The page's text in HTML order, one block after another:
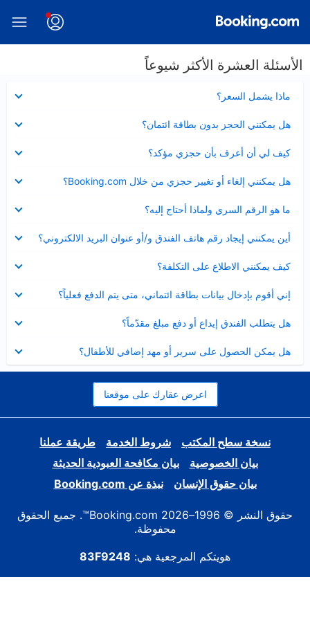
الأسئلة العشرة الأكثر شيوعاً
ماذا يشمل السعر؟
مصغر
هل يمكنني الحجز بدون بطاقة ائتمان؟
مصغر
كيف لي أن أعرف بأن حجزي مؤكد؟
مصغر
هل يمكنني إلغاء أو تغيير حجزي من خلال Booking.com؟
مصغر
ما هو الرقم السري ولماذا أحتاج إليه؟
مصغر
أين يمكنني إيجاد رقم هاتف الفندق و/أو عنوان البريد الالكتروني؟
عرض
مصغر
كيف يمكنني الاطلاع على التكلفة؟
مصغر
إني أقوم بإدخال بيانات بطاقة ائتماني، متى يتم الدفع فعلياً؟
مصغر
هل يتطلب الفندق إيداع أو دفع مبلغ مقدّماً؟
مصغر
هل يمكن الحصول على سرير أو مهد إضافي للأطفال؟
مصغر
اعرض عقارك على موقعنا
نسخة سطح المكتب شروط الخدمة
طريقة عملنا
بيان الخصوصية
بيان مكافحة العبودية الحديثة
بيان حقوق الإنسان
نبذة عن Booking.com
حقوق النشر © 1996–2026 Booking.com™. جميع الحقوق
محفوظة.
هويتكم المرجعية هي: 83F9248